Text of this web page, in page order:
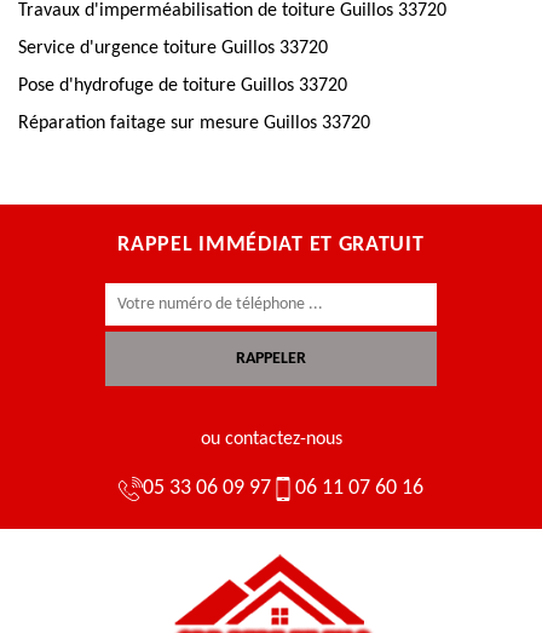
Travaux d'imperméabilisation de toiture Guillos 33720
Service d'urgence toiture Guillos 33720
Pose d'hydrofuge de toiture Guillos 33720
Réparation faitage sur mesure Guillos 33720
RAPPEL IMMÉDIAT ET GRATUIT
ou contactez-nous
05 33 06 09 97 06 11 07 60 16